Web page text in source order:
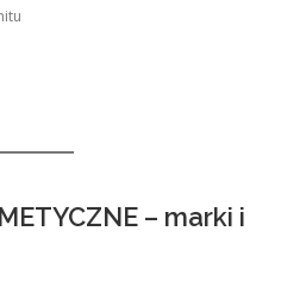
– marki i